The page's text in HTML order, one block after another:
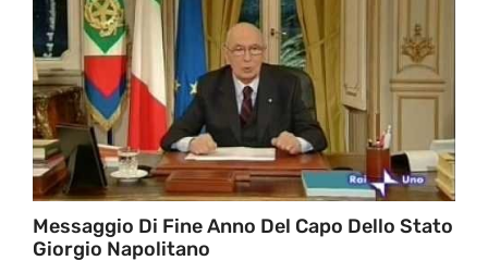
Messaggio Di Fine Anno Del Capo Dello Stato
Giorgio Napolitano